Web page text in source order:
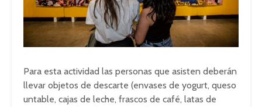
Para esta actividad las personas que asisten deberán
llevar objetos de descarte (envases de yogurt, queso
untable, cajas de leche, frascos de café, latas de